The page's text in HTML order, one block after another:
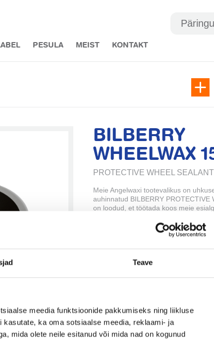
Teave
meedia funktsioonide pakkumiseks ning liikluse
ka oma sotsiaalse meedia, reklaami- ja
mida olete neile esitanud või mida nad on kogunud
PESULA MEIST KONTAKT
BILBERRY
WHEELWAX
PROTECTIVE WHEEL SEALANT
Meie Angelwaxi tootevalikus on
auhinnatud BILBERRY PROTECTIVE
on loodud, et töötada koos meie
CLEANER valemiga, ning see on
BILBERRY PROTECTIVE WHEEL
selleks, et kaitsta teie velgi kuni 6
pinnale. See kaitsekiht takistab
ning muudab need saasteained
Iga Angelwaxi toode on käsitsi
tagades, et meie kaubamärk kannab
nime. BILBERRY PROTECTIVE
150 ml ja 33 ml proovipudelites.